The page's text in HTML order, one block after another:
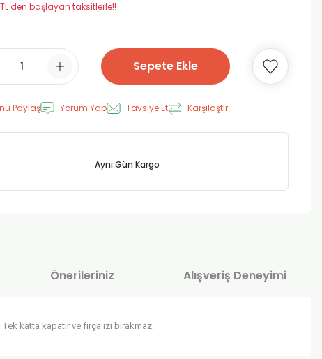
den başlayan taksitlerle!!
Sepete Ekle
Paylaş Yorum Yap Tavsiye Et Karşılaştır
Aynı Gün Kargo
Önerileriniz Alışveriş Deneyimi
katta kapatır ve fırça izi bırakmaz.